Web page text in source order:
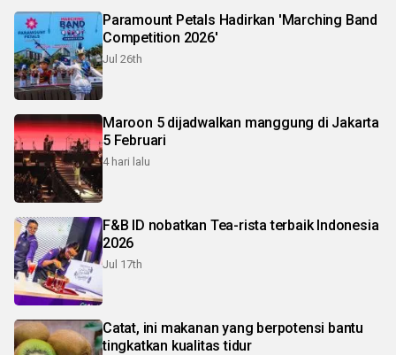
Paramount Petals Hadirkan 'Marching Band
Competition 2026'
Jul 26th
Maroon 5 dijadwalkan manggung di Jakarta
5 Februari
4 hari lalu
F&B ID nobatkan Tea-rista terbaik Indonesia
2026
Jul 17th
Catat, ini makanan yang berpotensi bantu
tingkatkan kualitas tidur